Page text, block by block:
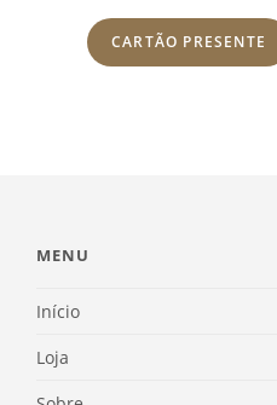
CARTÃO PRESENTE
MENU
Início
Loja